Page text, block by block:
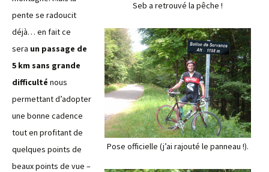
pente se radoucit
déjà… en fait ce
sera un passage de
5 km sans grande
difficulté nous
permettant d’adopter
une bonne cadence
tout en profitant de
quelques points de
beaux points de vue –
Seb a retrouvé la pêche !
Pose officielle (j’ai rajouté le panneau !).